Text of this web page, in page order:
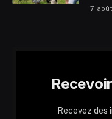
7
Recevez